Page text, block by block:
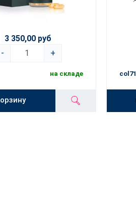
3 350,00 руб
-
+
на складе col71